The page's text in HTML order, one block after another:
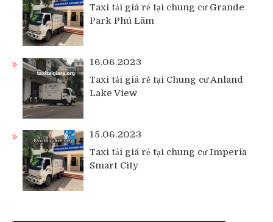
Taxi tải giá rẻ tại chung cư Grande
Park Phú Lãm
16.06.2023
Taxi tải giá rẻ tại Chung cư Anland
Lake View
15.06.2023
Taxi tải giá rẻ tại chung cư Imperia
Smart City